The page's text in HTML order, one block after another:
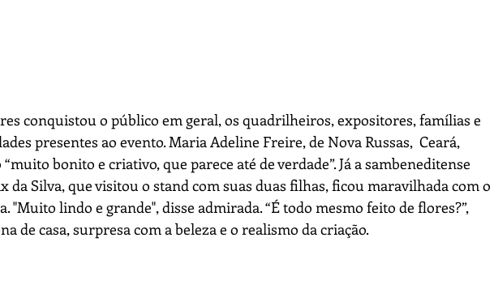
conquistou o público em geral, os quadrilheiros, expositores, famílias e
presentes ao evento. Maria Adeline Freire, de Nova Russas,  Ceará,
bonito e criativo, que parece até de verdade”. Já a sambeneditense
da Silva, que visitou o stand com suas duas filhas, ficou maravilhada com o
"Muito lindo e grande", disse admirada. “É todo mesmo feito de flores?”,
de casa, surpresa com a beleza e o realismo da criação.